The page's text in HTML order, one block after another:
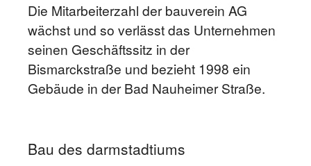
Die Mitarbeiterzahl der bauverein AG
wächst und so verlässt das Unternehmen
seinen Geschäftssitz in der
Bismarckstraße und bezieht 1998 ein
Gebäude in der Bad Nauheimer Straße.
Bau des darmstadtiums